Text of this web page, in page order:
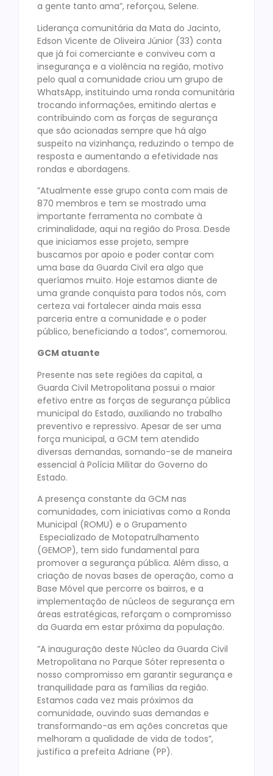
a gente tanto ama”, reforçou, Selene.
Liderança comunitária da Mata do Jacinto,
Edson Vicente de Oliveira Júnior (33) conta
que já foi comerciante e conviveu com a
insegurança e a violência na região, motivo
pelo qual a comunidade criou um grupo de
WhatsApp, instituindo uma ronda comunitária
trocando informações, emitindo alertas e
contribuindo com as forças de segurança
que são acionadas sempre que há algo
suspeito na vizinhança, reduzindo o tempo de
resposta e aumentando a efetividade nas
rondas e abordagens.
”Atualmente esse grupo conta com mais de
870 membros e tem se mostrado uma
importante ferramenta no combate à
criminalidade, aqui na região do Prosa. Desde
que iniciamos esse projeto, sempre
buscamos por apoio e poder contar com
uma base da Guarda Civil era algo que
queríamos muito. Hoje estamos diante de
uma grande conquista para todos nós, com
certeza vai fortalecer ainda mais essa
parceria entre a comunidade e o poder
público, beneficiando a todos”, comemorou.
GCM atuante
Presente nas sete regiões da capital, a
Guarda Civil Metropolitana possui o maior
efetivo entre as forças de segurança pública
municipal do Estado, auxiliando no trabalho
preventivo e repressivo. Apesar de ser uma
força municipal, a GCM tem atendido
diversas demandas, somando-se de maneira
essencial à Polícia Militar do Governo do
Estado.
A presença constante da GCM nas
comunidades, com iniciativas como a Ronda
Municipal (ROMU) e o Grupamento
Especializado de Motopatrulhamento
(GEMOP), tem sido fundamental para
promover a segurança pública. Além disso, a
criação de novas bases de operação, como a
Base Móvel que percorre os bairros, e a
implementação de núcleos de segurança em
áreas estratégicas, reforçam o compromisso
da Guarda em estar próxima da população.
”A inauguração deste Núcleo da Guarda Civil
Metropolitana no Parque Sóter representa o
nosso compromisso em garantir segurança e
tranquilidade para as famílias da região.
Estamos cada vez mais próximos da
comunidade, ouvindo suas demandas e
transformando-as em ações concretas que
melhoram a qualidade de vida de todos”,
justifica a prefeita Adriane (PP).